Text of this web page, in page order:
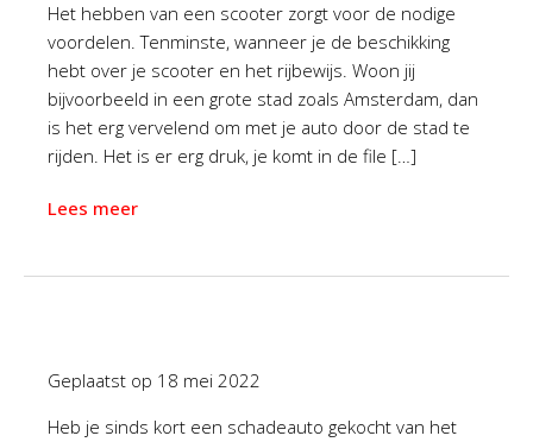
Het hebben van een scooter zorgt voor de nodige
voordelen. Tenminste, wanneer je de beschikking
hebt over je scooter en het rijbewijs. Woon jij
bijvoorbeeld in een grote stad zoals Amsterdam, dan
is het erg vervelend om met je auto door de stad te
rijden. Het is er erg druk, je komt in de file […]
Lees meer
Geplaatst op 18 mei 2022
Heb je sinds kort een schadeauto gekocht van het